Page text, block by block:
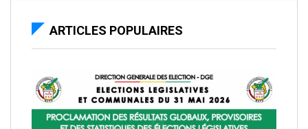
ARTICLES POPULAIRES